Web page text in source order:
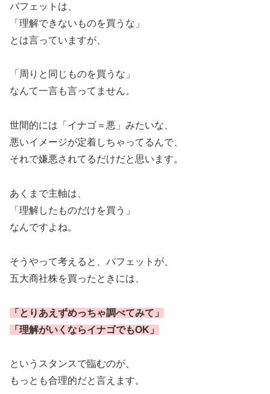
バフェットは、
「理解できないものを買うな」
とは言っていますが、
「周りと同じものを買うな」
なんて一言も言ってません。
世間的には「イナゴ＝悪」みたいな、
悪いイメージが定着しちゃってるんで、
それで嫌悪されてるだけだと思います。
あくまで主軸は、
「理解したものだけを買う」
なんですよね。
そうやって考えると、バフェットが、
五大商社株を買ったときには、
「とりあえずめっちゃ調べてみて」
「理解がいくならイナゴでもOK 」
というスタンスで臨むのが、
もっとも合理的だと言えます。